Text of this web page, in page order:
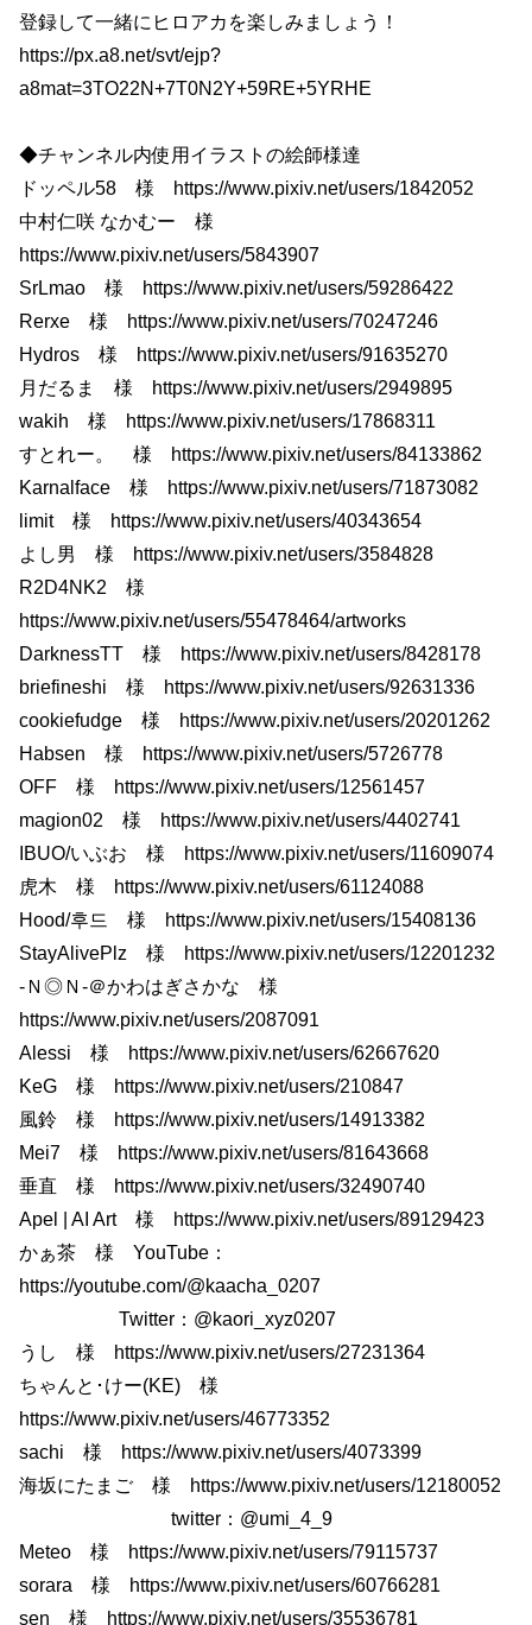
登録して一緒にヒロアカを楽しみましょう！
https://px.a8.net/svt/ejp?
a8mat=3TO22N+7T0N2Y+59RE+5YRHE
◆チャンネル内使用イラストの絵師様達
ドッペル58 様 https://www.pixiv.net/users/1842052
中村仁咲 なかむー 様
https://www.pixiv.net/users/5843907
SrLmao 様 https://www.pixiv.net/users/59286422
Rerxe 様 https://www.pixiv.net/users/70247246
Hydros 様 https://www.pixiv.net/users/91635270
月だるま 様 https://www.pixiv.net/users/2949895
wakih 様 https://www.pixiv.net/users/17868311
すとれー。 様 https://www.pixiv.net/users/84133862
Karnalface 様 https://www.pixiv.net/users/71873082
limit 様 https://www.pixiv.net/users/40343654
よし男 様 https://www.pixiv.net/users/3584828
R2D4NK2 様
https://www.pixiv.net/users/55478464/artworks
DarknessTT 様 https://www.pixiv.net/users/8428178
briefineshi 様 https://www.pixiv.net/users/92631336
cookiefudge 様 https://www.pixiv.net/users/20201262
Habsen 様 https://www.pixiv.net/users/5726778
OFF 様 https://www.pixiv.net/users/12561457
magion02 様 https://www.pixiv.net/users/4402741
IBUO/いぶお 様 https://www.pixiv.net/users/11609074
虎木 様 https://www.pixiv.net/users/61124088
Hood/후드 様 https://www.pixiv.net/users/15408136
StayAlivePlz 様 https://www.pixiv.net/users/12201232
-Ｎ◎Ｎ-＠かわはぎさかな 様
https://www.pixiv.net/users/2087091
Alessi 様 https://www.pixiv.net/users/62667620
KeG 様 https://www.pixiv.net/users/210847
風鈴 様 https://www.pixiv.net/users/14913382
Mei7 様 https://www.pixiv.net/users/81643668
垂直 様 https://www.pixiv.net/users/32490740
Apel | AI Art 様 https://www.pixiv.net/users/89129423
かぁ茶 様 YouTube：
https://youtube.com/@kaacha_0207
Twitter：@kaori_xyz0207
うし 様 https://www.pixiv.net/users/27231364
ちゃんと･けー(KE) 様
https://www.pixiv.net/users/46773352
sachi 様 https://www.pixiv.net/users/4073399
海坂にたまご 様 https://www.pixiv.net/users/12180052
twitter：@umi_4_9
Meteo 様 https://www.pixiv.net/users/79115737
sorara 様 https://www.pixiv.net/users/60766281
sen 様 https://www.pixiv.net/users/35536781